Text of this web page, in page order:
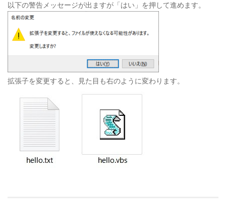
以下の警告メッセージが出ますが「はい」を押して進めます。
拡張子を変更すると、見た目も右のように変わります。